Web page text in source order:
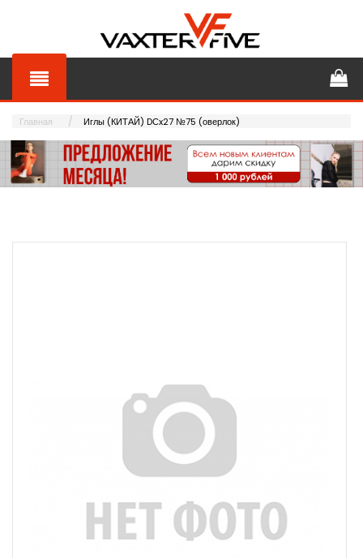
Главная Иглы (КИТАЙ) DСx27 №75 (оверлок)